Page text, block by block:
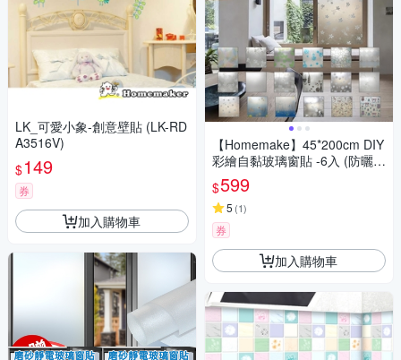
LK_可愛小象-創意壁貼 (LK-RD
A3516V)
$149
券
加入購物車
【Homemake】45*200cm DIY
彩繪自黏玻璃窗貼 -6入 (防曬/
遮陽/玻璃貼/保護隱私/美化佈
置)
$599
5 (1)
券
加入購物車